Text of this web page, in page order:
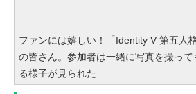
ファンには嬉しい！「Identity V 第五人
の皆さん。参加者は一緒に写真を撮っ
る様子が見られた